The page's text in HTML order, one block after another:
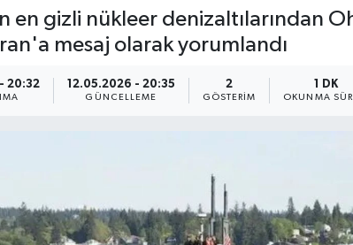
en gizli nükleer denizaltılarından
mesaj olarak yorumlandı
20:32 12.05.2026 - 20:35
GÜNCELLEME
2
GÖSTERIM
1 DK
OKUNMA